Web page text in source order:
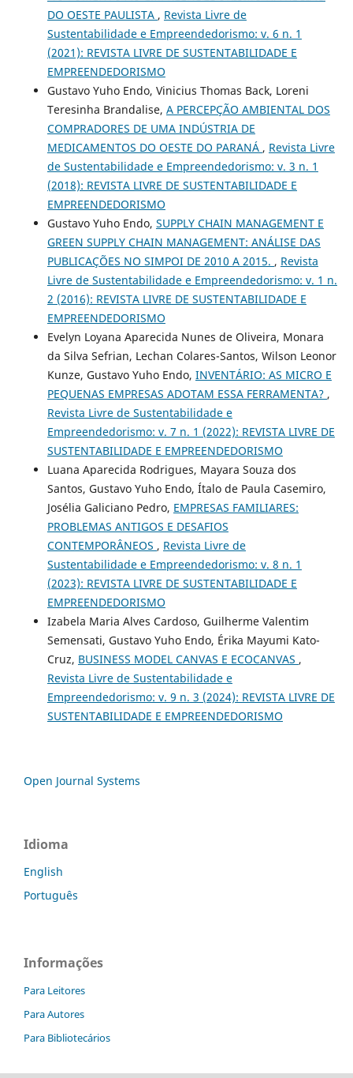
DO OESTE PAULISTA , Revista Livre de
Sustentabilidade e Empreendedorismo: v. 6 n. 1
(2021): REVISTA LIVRE DE SUSTENTABILIDADE E
EMPREENDEDORISMO
Gustavo Yuho Endo, Vinicius Thomas Back, Loreni
Teresinha Brandalise, A PERCEPÇÃO AMBIENTAL DOS
COMPRADORES DE UMA INDÚSTRIA DE
MEDICAMENTOS DO OESTE DO PARANÁ , Revista Livre
de Sustentabilidade e Empreendedorismo: v. 3 n. 1
(2018): REVISTA LIVRE DE SUSTENTABILIDADE E
EMPREENDEDORISMO
Gustavo Yuho Endo, SUPPLY CHAIN MANAGEMENT E
GREEN SUPPLY CHAIN MANAGEMENT: ANÁLISE DAS
PUBLICAÇÕES NO SIMPOI DE 2010 A 2015. , Revista
Livre de Sustentabilidade e Empreendedorismo: v. 1 n.
2 (2016): REVISTA LIVRE DE SUSTENTABILIDADE E
EMPREENDEDORISMO
Evelyn Loyana Aparecida Nunes de Oliveira, Monara
da Silva Sefrian, Lechan Colares-Santos, Wilson Leonor
Kunze, Gustavo Yuho Endo, INVENTÁRIO: AS MICRO E
PEQUENAS EMPRESAS ADOTAM ESSA FERRAMENTA? ,
Revista Livre de Sustentabilidade e
Empreendedorismo: v. 7 n. 1 (2022): REVISTA LIVRE DE
SUSTENTABILIDADE E EMPREENDEDORISMO
Luana Aparecida Rodrigues, Mayara Souza dos
Santos, Gustavo Yuho Endo, Ítalo de Paula Casemiro,
Josélia Galiciano Pedro, EMPRESAS FAMILIARES:
PROBLEMAS ANTIGOS E DESAFIOS
CONTEMPORÂNEOS , Revista Livre de
Sustentabilidade e Empreendedorismo: v. 8 n. 1
(2023): REVISTA LIVRE DE SUSTENTABILIDADE E
EMPREENDEDORISMO
Izabela Maria Alves Cardoso, Guilherme Valentim
Semensati, Gustavo Yuho Endo, Érika Mayumi Kato-
Cruz, BUSINESS MODEL CANVAS E ECOCANVAS ,
Revista Livre de Sustentabilidade e
Empreendedorismo: v. 9 n. 3 (2024): REVISTA LIVRE DE
SUSTENTABILIDADE E EMPREENDEDORISMO
Open Journal Systems
Idioma
English
Português
Informações
Para Leitores
Para Autores
Para Bibliotecários